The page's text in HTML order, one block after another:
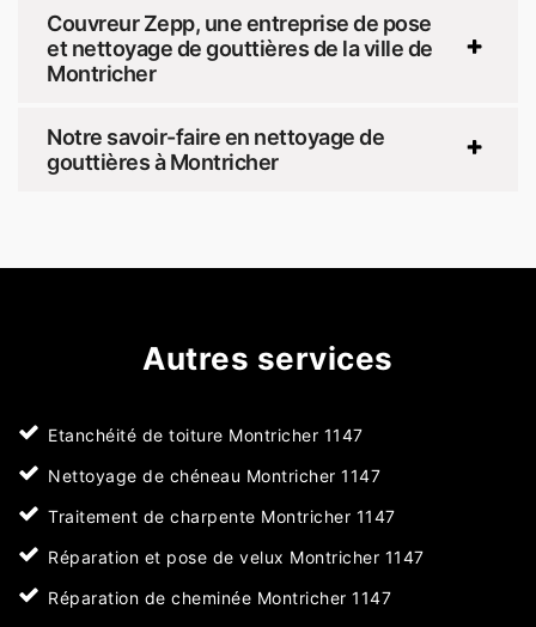
Couvreur Zepp, une entreprise de pose
et nettoyage de gouttières de la ville de
Montricher
Notre savoir-faire en nettoyage de
gouttières à Montricher
Autres services
Etanchéité de toiture Montricher 1147
Nettoyage de chéneau Montricher 1147
Traitement de charpente Montricher 1147
Réparation et pose de velux Montricher 1147
Réparation de cheminée Montricher 1147